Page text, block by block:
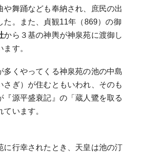
や舞踊なども奉納され、庶民の出
た。また、貞観11年（869）の御
から３基の神輿が神泉苑に渡御し
す。
多くやってくる神泉苑の池の中島
さぎ）が住むともいわれ、そのも
『源平盛衰記』の「蔵人鷺を取る
います。
に行幸されたとき、天皇は池の汀